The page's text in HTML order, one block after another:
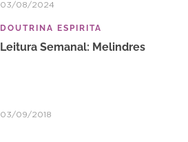
03/08/2024
DOUTRINA ESPIRITA
Leitura Semanal: Melindres
03/09/2018